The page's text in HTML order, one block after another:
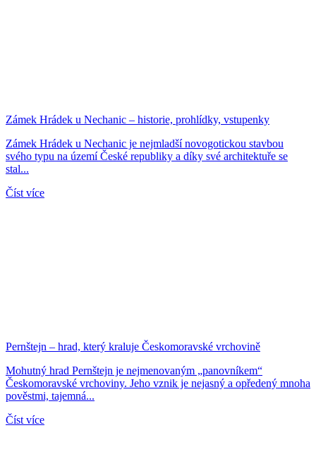
Zámek Hrádek u Nechanic – historie, prohlídky, vstupenky
Zámek Hrádek u Nechanic je nejmladší novogotickou stavbou
svého typu na území České republiky a díky své architektuře se
stal...
Číst více
Pernštejn – hrad, který kraluje Českomoravské vrchovině
Mohutný hrad Pernštejn je nejmenovaným „panovníkem“
Českomoravské vrchoviny. Jeho vznik je nejasný a opředený mnoha
pověstmi, tajemná...
Číst více